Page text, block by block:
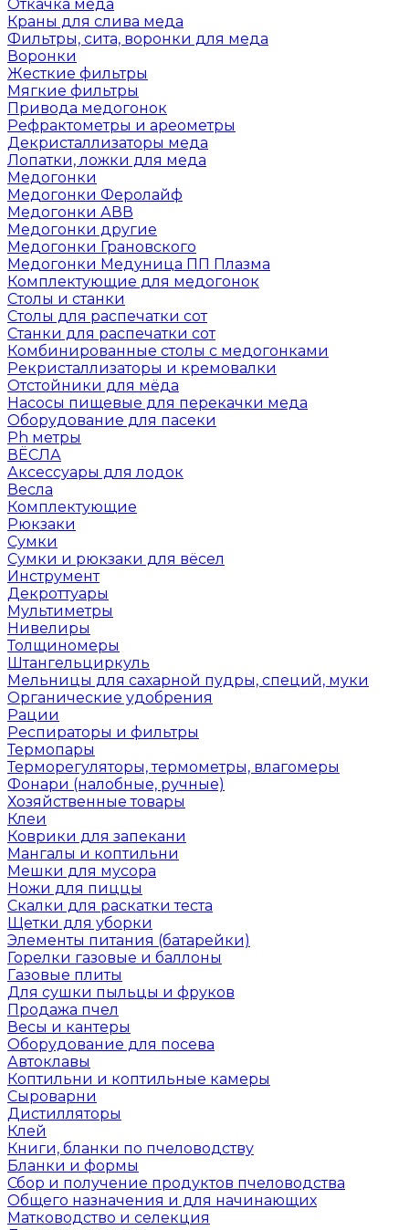
Откачка меда
Краны для слива меда
Фильтры, сита, воронки для меда
Воронки
Жесткие фильтры
Мягкие фильтры
Привода медогонок
Рефрактометры и ареометры
Декристаллизаторы меда
Лопатки, ложки для меда
Медогонки
Медогонки Феролайф
Медогонки АВВ
Медогонки другие
Медогонки Грановского
Медогонки Медуница ПП Плазма
Комплектующие для медогонок
Столы и станки
Столы для распечатки сот
Станки для распечатки сот
Комбинированные столы с медогонками
Рекристаллизаторы и кремовалки
Отстойники для мёда
Насосы пищевые для перекачки меда
Оборудование для пасеки
Ph метры
ВЁСЛА
Аксессуары для лодок
Весла
Комплектующие
Рюкзаки
Сумки
Сумки и рюкзаки для вёсел
Инструмент
Декроттуары
Мультиметры
Нивелиры
Толщиномеры
Штангельциркуль
Мельницы для сахарной пудры, специй, муки
Органические удобрения
Рации
Респираторы и фильтры
Термопары
Терморегуляторы, термометры, влагомеры
Фонари (налобные, ручные)
Хозяйственные товары
Клеи
Коврики для запекани
Мангалы и коптильни
Мешки для мусора
Ножи для пиццы
Скалки для раскатки теста
Щетки для уборки
Элементы питания (батарейки)
Горелки газовые и баллоны
Газовые плиты
Для сушки пыльцы и фруков
Продажа пчел
Весы и кантеры
Оборудование для посева
Автоклавы
Коптильни и коптильные камеры
Сыроварни
Дистилляторы
Клей
Книги, бланки по пчеловодству
Бланки и формы
Сбор и получение продуктов пчеловодства
Общего назначения и для начинающих
Матководство и селекция